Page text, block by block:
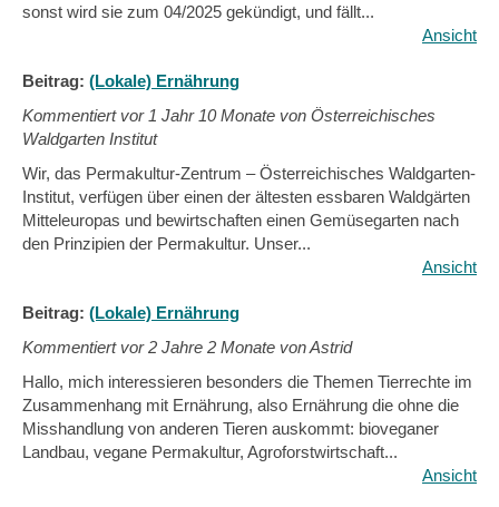
sonst wird sie zum 04/2025 gekündigt, und fällt...
Ansicht
Beitrag: (Lokale) Ernährung
Kommentiert vor 1 Jahr 10 Monate von Österreichisches
Waldgarten Institut
Wir, das Permakultur-Zentrum – Österreichisches Waldgarten-
Institut, verfügen über einen der ältesten essbaren Waldgärten
Mitteleuropas und bewirtschaften einen Gemüsegarten nach
den Prinzipien der Permakultur. Unser...
Ansicht
Beitrag: (Lokale) Ernährung
Kommentiert vor2 Jahre 2 Monate von Astrid
Hallo, mich interessieren besonders die Themen Tierrechte im
Zusammenhang mit Ernährung, also Ernährung die ohne die
Misshandlung von anderen Tieren auskommt: bioveganer
Landbau, vegane Permakultur, Agroforstwirtschaft...
Ansicht